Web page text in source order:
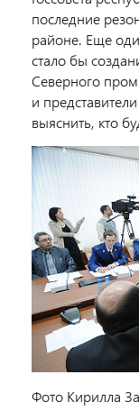
последние
районе. Еще
стало бы
Северного
и
выяснить, кто
Фото Кирилла